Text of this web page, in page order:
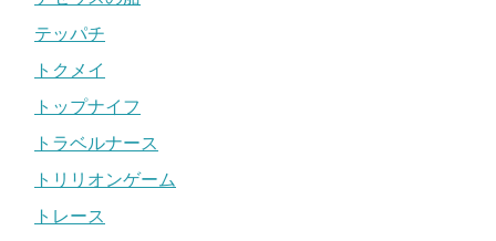
テッパチ
トクメイ
トップナイフ
トラベルナース
トリリオンゲーム
トレース